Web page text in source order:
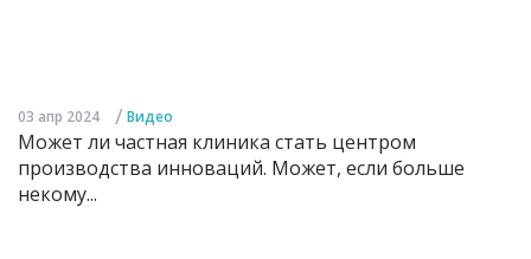
03 апр 2024 / Видео
Может ли частная клиника стать центром
производства инноваций. Может, если больше
некому...